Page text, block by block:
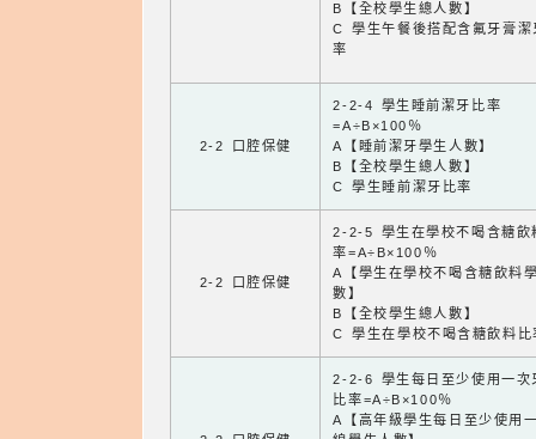
B【全校學生總人數】
C 學生午餐後搭配含氟牙膏潔
率
2-2 口腔保健
2-2-4 學生睡前潔牙比率
=A÷B×100％
A【睡前潔牙學生人數】
B【全校學生總人數】
C 學生睡前潔牙比率
2-2 口腔保健
2-2-5 學生在學校不喝含糖飲
率=A÷B×100％
A【學生在學校不喝含糖飲料
數】
B【全校學生總人數】
C 學生在學校不喝含糖飲料比
2-2-6 學生每日至少使用一次
比率=A÷B×100％
A【高年級學生每日至少使用